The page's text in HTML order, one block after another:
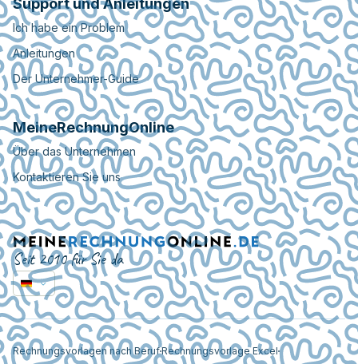
Support und Anleitungen
Ich habe ein Problem
Anleitungen
Der Unternehmer-Guide
MeineRechnungOnline
Über das Unternehmen
Kontaktieren Sie uns
Seit 2010 für Sie da
Rechnungsvorlagen nach BerufRechnungsvorlage Excel